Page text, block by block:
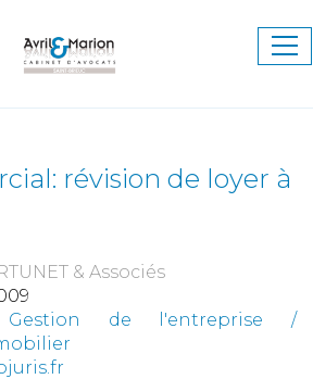
révision de loyer à
& Associés
Gestion de l'entreprise /